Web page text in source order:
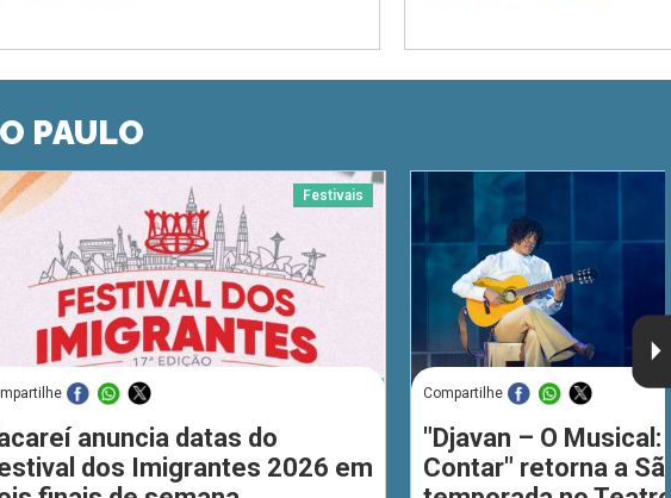
PAULO
Festivais
anuncia datas do
dos Imigrantes 2026 em
Compartilhe
"Djavan – O Musical:
Contar" retorna a